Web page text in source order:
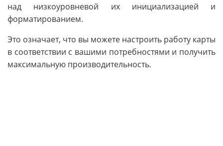
над низкоуровневой их инициализацией и
форматированием.
Это означает, что вы можете настроить работу карты
в соответствии с вашими потребностями и получить
максимальную производительность.